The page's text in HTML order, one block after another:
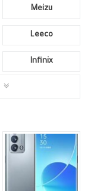
Meizu
Leeco
Infinix